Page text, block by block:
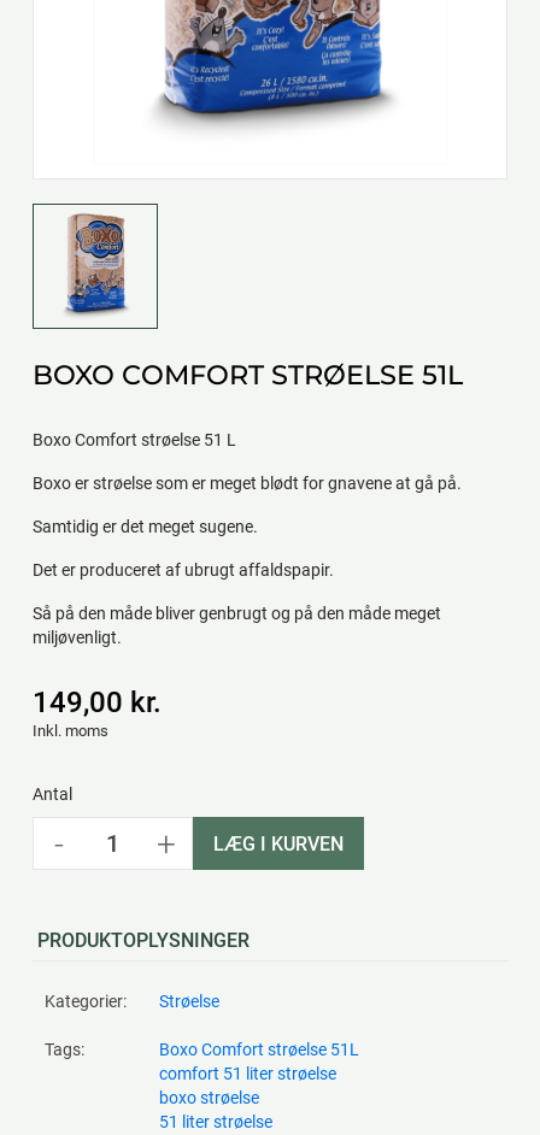
BOXO COMFORT STRØELSE 51L
Boxo Comfort strøelse 51 L
Boxo er strøelse som er meget blødt for gnavene at gå på.
Samtidig er det meget sugene.
Det er produceret af ubrugt affaldspapir.
Så på den måde bliver genbrugt og på den måde meget
miljøvenligt.
149,00 kr.
Inkl. moms
Antal
- + LÆG I KURVEN
PRODUKTOPLYSNINGER
Kategorier: Strøelse
Tags:
Boxo Comfort strøelse 51L
comfort 51 liter strøelse
boxo strøelse
51 liter strøelse